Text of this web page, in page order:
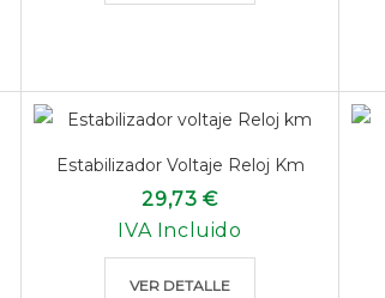
Estabilizador Voltaje Reloj Km
29,73 €
IVA Incluido
VER DETALLE